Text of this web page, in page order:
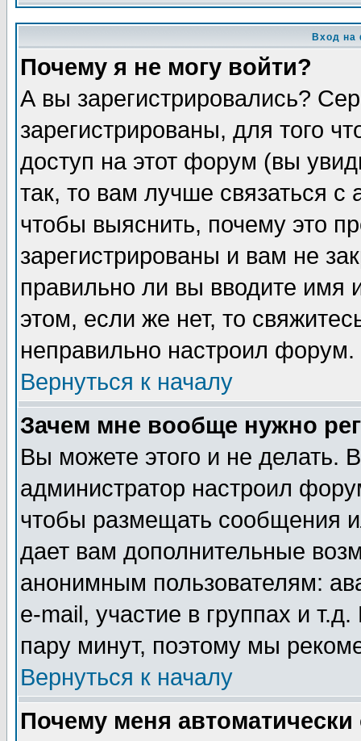
Вход на
Почему я не могу войти?
А вы зарегистрировались?
зарегистрированы, для того
доступ на этот форум (вы
так, то вам лучше связаться
чтобы выяснить, почему это
зарегистрированы и вам не
правильно ли вы вводите
этом, если же нет, то
неправильно настроил форум.
Вернуться к началу
Зачем мне вообще нужно
Вы можете этого и не делать.
администратор настроил
чтобы размещать сообщения
дает вам дополнительные
анонимным пользователям:
e-mail, участие в группах и
пару минут, поэтому мы
Вернуться к началу
Почему меня автоматически